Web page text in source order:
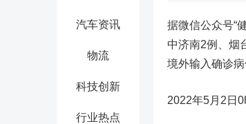
汽车资讯
物流
科技创新
行业热点
据微信公众号“
中济南2例、烟
境外输入确诊
2022年5月2日